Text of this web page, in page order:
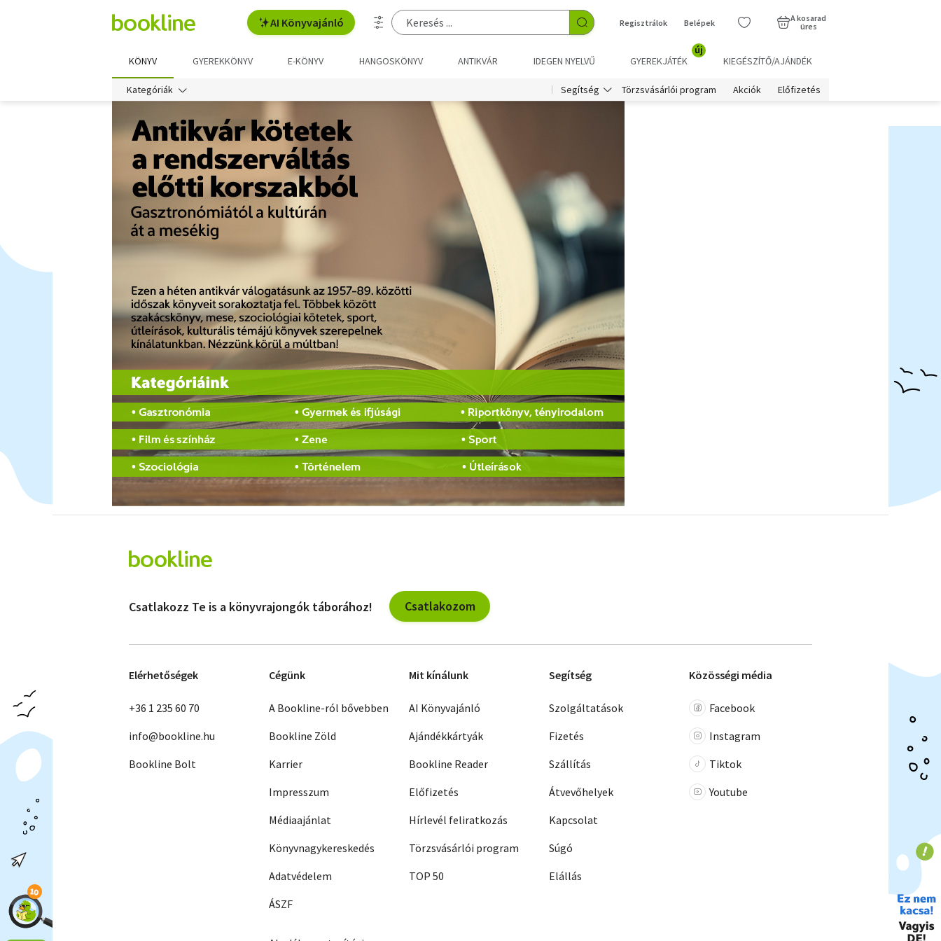
AI Könyvajánló Regisztrálok Belépek
A kosarad
üres
KÖNYV GYEREKKÖNYV E-KÖNYV HANGOSKÖNYV ANTIKVÁR IDEGEN NYELVŰ GYEREKJÁTÉK
új
KIEGÉSZÍTŐ/AJÁNDÉK
Kategóriák Segítség Törzsvásárlói program Akciók Előfizetés
Csatlakozz Te is a könyvrajongók táborához! Csatlakozom
Elérhetőségek
+36 1 235 60 70
info@bookline.hu
Bookline Bolt
Cégünk
A Bookline-ról bővebben
Bookline Zöld
Karrier
Impresszum
Médiaajánlat
Könyvnagykereskedés
Adatvédelem
ÁSZF
Mit kínálunk
AI Könyvajánló
Ajándékkártyák
Bookline Reader
Előfizetés
Hírlevél feliratkozás
Törzsvásárlói program
TOP 50
Segítség
Szolgáltatások
Fizetés
Szállítás
Átvevőhelyek
Kapcsolat
Súgó
Elállás
Közösségi média
Facebook
Instagram
Tiktok
Youtube